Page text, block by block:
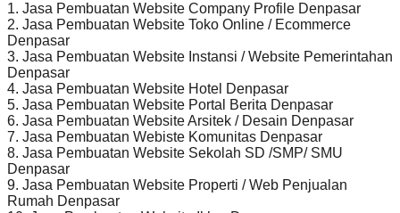
1. Jasa Pembuatan Website Company Profile Denpasar
2. Jasa Pembuatan Website Toko Online / Ecommerce
Denpasar
3. Jasa Pembuatan Website Instansi / Website Pemerintahan
Denpasar
4. Jasa Pembuatan Website Hotel Denpasar
5. Jasa Pembuatan Website Portal Berita Denpasar
6. Jasa Pembuatan Website Arsitek / Desain Denpasar
7. Jasa Pembuatan Webiste Komunitas Denpasar
8. Jasa Pembuatan Website Sekolah SD /SMP/ SMU
Denpasar
9. Jasa Pembuatan Website Properti / Web Penjualan
Rumah Denpasar